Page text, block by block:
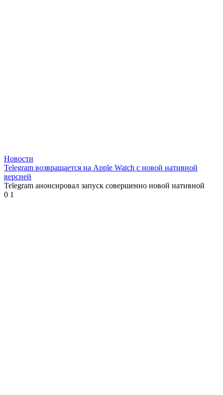
Новости
Telegram возвращается на Apple Watch с новой нативной
версией
Telegram анонсировал запуск совершенно новой нативной
0 1